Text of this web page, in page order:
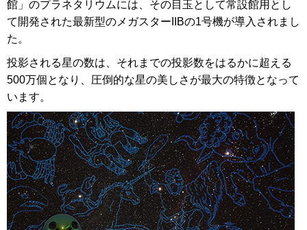
館」のプラネタリウムには、その目玉として常設館用とし
て開発された最新型のメガスターIIBの1号機が導入されまし
た。
投影される星の数は、それまでの投影数をはるかに超える
500万個となり、圧倒的な星の美しさが最大の特徴となって
います。